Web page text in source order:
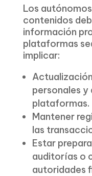
Los
contenidos
información
plataformas
implicar:
personales y
plataformas.
Mantener
las
Estar
auditorías o
autoridades